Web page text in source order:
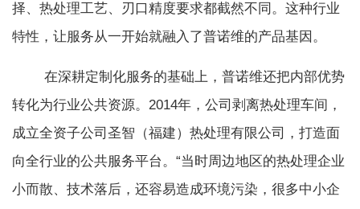
择、热处理工艺、刃口精度要求都截然不同。这种行业
特性，让服务从一开始就融入了普诺维的产品基因。
在深耕定制化服务的基础上，普诺维还把内部优势
转化为行业公共资源。2014年，公司剥离热处理车间，
成立全资子公司圣智（福建）热处理有限公司，打造面
向全行业的公共服务平台。“当时周边地区的热处理企业
小而散、技术落后，还容易造成环境污染，很多中小企